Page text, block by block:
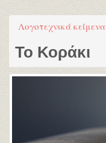
Λογοτεχνικά κείμενα
Το Κοράκι